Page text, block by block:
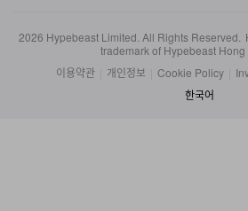
2026 Hypebeast Limited . All Rights Reserved.
trademark of Hypebeast Hong
이용약관
개인정보 Cookie Policy
한국어